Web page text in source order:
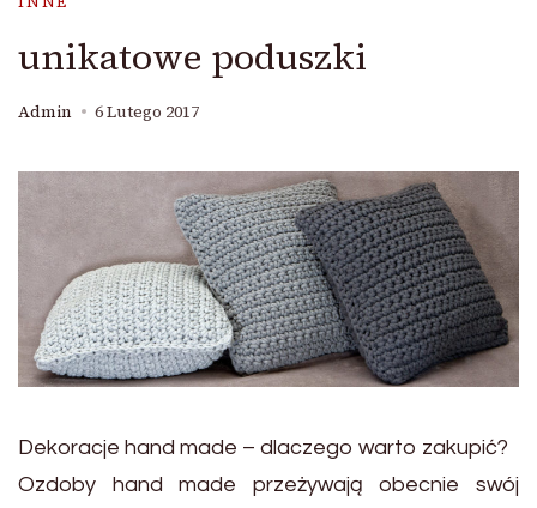
unikatowe poduszki
Admin 6 Lutego 2017
Dekoracje hand made – dlaczego warto zakupić?
Ozdoby hand made przeżywają obecnie swój